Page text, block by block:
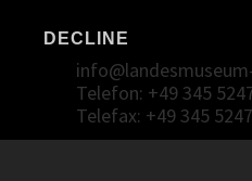
06114 Halle (Saale)
Telefon: +49 345
Telefax: +49 345
DECLINE